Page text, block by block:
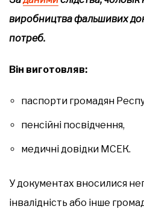
виробництва фальшивих
потреб.
Він виготовляв:
паспорти громадян
пенсійні посвідчення,
медичні довідки МСЕК.
У документах вносилися
інвалідність або інше